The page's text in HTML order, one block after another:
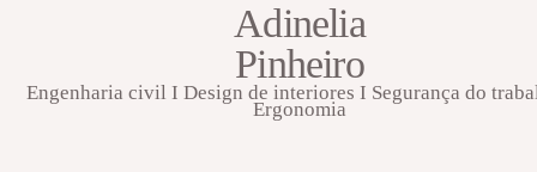
Adinelia
Pinheiro
Engenharia civil I Design de interiores I Segurança do
Ergonomia